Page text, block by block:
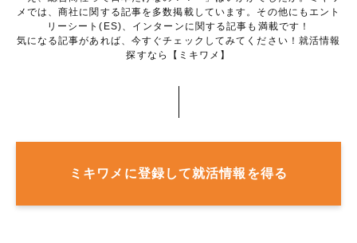
メでは、商社に関する記事を多数掲載しています。その他にもエント
リーシート(ES)、インターンに関する記事も満載です！
気になる記事があれば、今すぐチェックしてみてください！就活情報
探すなら【ミキワメ】
ミキワメに登録して就活情報を得る